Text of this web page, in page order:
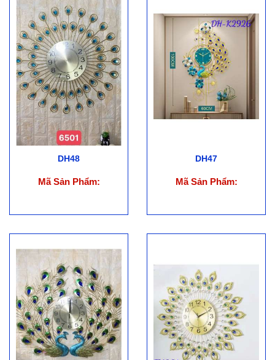
DH48
Mã Sản Phẩm:
DH47
Mã Sản Phẩm: